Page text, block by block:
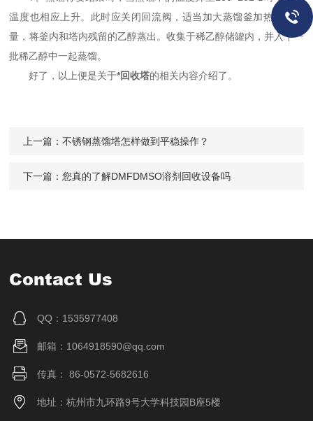
温度也相应上升。此时应关闭回流阀，适当加大蒸馏釜加热蒸气流
量，将釜内和塔内残留的乙醇蒸出。收集于稀乙醇储罐内，并入下一
批稀乙醇中一起蒸馏。
好了，以上便是关于*回收塔的相关内容介绍了。
上一篇：不锈钢蒸馏塔怎样做到平稳操作？
下一篇：您真的了解DMFDMSO溶剂回收设备吗
Contact Us
QQ：1535977408
邮箱：1064918590@qq.com
传真： 86-0572-5682616
地址：杭州市九环路9号大学科技园B座5楼